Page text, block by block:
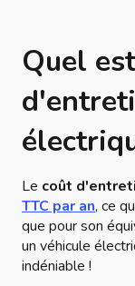
Quel
Le coût
TTC par an, ce
que pour son
un véhicule
indéniable !